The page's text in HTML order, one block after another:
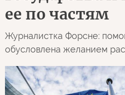
ее по частям
Журналистка Форсне:
обусловлена желанием